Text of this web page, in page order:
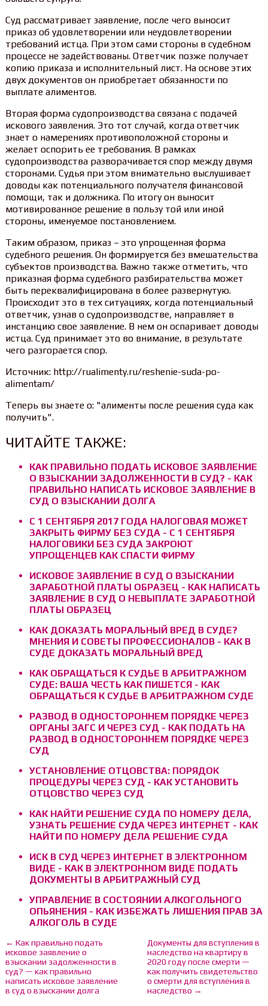
Суд рассматривает заявление, после чего выносит
приказ об удовлетворении или неудовлетворении
требований истца. При этом сами стороны в судебном
процессе не задействованы. Ответчик позже получает
копию приказа и исполнительный лист. На основе этих
двух документов он приобретает обязанности по
выплате алиментов.
Вторая форма судопроизводства связана с подачей
искового заявления. Это тот случай, когда ответчик
знает о намерениях противоположной стороны и
желает оспорить ее требования. В рамках
судопроизводства разворачивается спор между двумя
сторонами. Судья при этом внимательно выслушивает
доводы как потенциального получателя финансовой
помощи, так и должника. По итогу он выносит
мотивированное решение в пользу той или иной
стороны, именуемое постановлением.
Таким образом, приказ – это упрощенная форма
судебного решения. Он формируется без вмешательства
субъектов производства. Важно также отметить, что
приказная форма судебного разбирательства может
быть переквалифицирована в более развернутую.
Происходит это в тех ситуациях, когда потенциальный
ответчик, узнав о судопроизводстве, направляет в
инстанцию свое заявление. В нем он оспаривает доводы
истца. Суд принимает это во внимание, в результате
чего разгорается спор.
Источник: http://rualimenty.ru/reshenie-suda-po-
alimentam/
Теперь вы знаете о: "алименты после решения суда как
получить".
ЧИТАЙТЕ ТАКЖЕ:
КАК ПРАВИЛЬНО ПОДАТЬ ИСКОВОЕ ЗАЯВЛЕНИЕ
О ВЗЫСКАНИИ ЗАДОЛЖЕННОСТИ В СУД? - КАК
ПРАВИЛЬНО НАПИСАТЬ ИСКОВОЕ ЗАЯВЛЕНИЕ В
СУД О ВЗЫСКАНИИ ДОЛГА
С 1 СЕНТЯБРЯ 2017 ГОДА НАЛОГОВАЯ МОЖЕТ
ЗАКРЫТЬ ФИРМУ БЕЗ СУДА - С 1 СЕНТЯБРЯ
НАЛОГОВИКИ БЕЗ СУДА ЗАКРОЮТ
УПРОЩЕНЦЕВ КАК СПАСТИ ФИРМУ
ИСКОВОЕ ЗАЯВЛЕНИЕ В СУД О ВЗЫСКАНИИ
ЗАРАБОТНОЙ ПЛАТЫ ОБРАЗЕЦ - КАК НАПИСАТЬ
ЗАЯВЛЕНИЕ В СУД О НЕВЫПЛАТЕ ЗАРАБОТНОЙ
ПЛАТЫ ОБРАЗЕЦ
КАК ДОКАЗАТЬ МОРАЛЬНЫЙ ВРЕД В СУДЕ?
МНЕНИЯ И СОВЕТЫ ПРОФЕССИОНАЛОВ - КАК В
СУДЕ ДОКАЗАТЬ МОРАЛЬНЫЙ ВРЕД
КАК ОБРАЩАТЬСЯ К СУДЬЕ В АРБИТРАЖНОМ
СУДЕ: ВАША ЧЕСТЬ КАК ПИШЕТСЯ - КАК
ОБРАЩАТЬСЯ К СУДЬЕ В АРБИТРАЖНОМ СУДЕ
РАЗВОД В ОДНОСТОРОННЕМ ПОРЯДКЕ ЧЕРЕЗ
ОРГАНЫ ЗАГС И ЧЕРЕЗ СУД - КАК ПОДАТЬ НА
РАЗВОД В ОДНОСТОРОННЕМ ПОРЯДКЕ ЧЕРЕЗ
СУД
УСТАНОВЛЕНИЕ ОТЦОВСТВА: ПОРЯДОК
ПРОЦЕДУРЫ ЧЕРЕЗ СУД - КАК УСТАНОВИТЬ
ОТЦОВСТВО ЧЕРЕЗ СУД
КАК НАЙТИ РЕШЕНИЕ СУДА ПО НОМЕРУ ДЕЛА,
УЗНАТЬ РЕШЕНИЕ СУДА ЧЕРЕЗ ИНТЕРНЕТ - КАК
НАЙТИ ПО НОМЕРУ ДЕЛА РЕШЕНИЕ СУДА
ИСК В СУД ЧЕРЕЗ ИНТЕРНЕТ В ЭЛЕКТРОННОМ
ВИДЕ - КАК В ЭЛЕКТРОННОМ ВИДЕ ПОДАТЬ
ДОКУМЕНТЫ В АРБИТРАЖНЫЙ СУД
УПРАВЛЕНИЕ В СОСТОЯНИИ АЛКОГОЛЬНОГО
ОПЬЯНЕНИЯ - КАК ИЗБЕЖАТЬ ЛИШЕНИЯ ПРАВ ЗА
АЛКОГОЛЬ В СУДЕ
← Как правильно подать
исковое заявление о
взыскании задолженности в
суд? — как правильно
написать исковое заявление
в суд о взыскании долга
Документы для вступления в
наследство на квартиру в
2020 году после смерти —
как получить свидетельство
о смерти для вступления в
наследство →